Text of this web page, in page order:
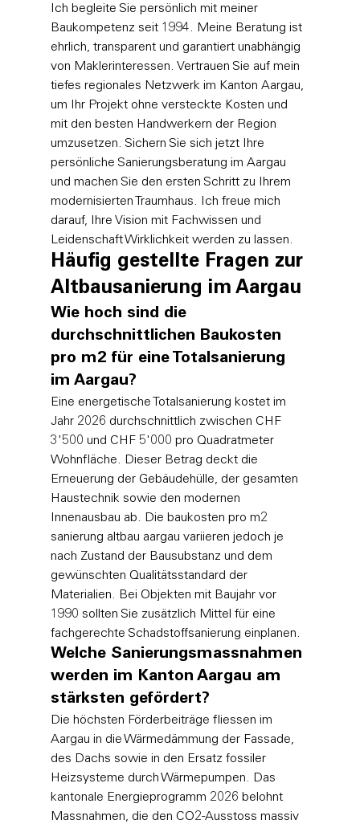
Ich begleite Sie persönlich mit meiner
Baukompetenz seit 1994. Meine Beratung ist
ehrlich, transparent und garantiert unabhängig
von Maklerinteressen. Vertrauen Sie auf mein
tiefes regionales Netzwerk im Kanton Aargau,
um Ihr Projekt ohne versteckte Kosten und
mit den besten Handwerkern der Region
umzusetzen. Sichern Sie sich jetzt Ihre
persönliche Sanierungsberatung im Aargau
und machen Sie den ersten Schritt zu Ihrem
modernisierten Traumhaus. Ich freue mich
darauf, Ihre Vision mit Fachwissen und
Leidenschaft Wirklichkeit werden zu lassen.
Häufig gestellte Fragen zur
Altbausanierung im Aargau
Wie hoch sind die
durchschnittlichen Baukosten
pro m2 für eine Totalsanierung
im Aargau?
Eine energetische Totalsanierung kostet im
Jahr 2026 durchschnittlich zwischen CHF
3'500 und CHF 5'000 pro Quadratmeter
Wohnfläche. Dieser Betrag deckt die
Erneuerung der Gebäudehülle, der gesamten
Haustechnik sowie den modernen
Innenausbau ab. Die baukosten pro m2
sanierung altbau aargau variieren jedoch je
nach Zustand der Bausubstanz und dem
gewünschten Qualitätsstandard der
Materialien. Bei Objekten mit Baujahr vor
1990 sollten Sie zusätzlich Mittel für eine
fachgerechte Schadstoffsanierung einplanen.
Welche Sanierungsmassnahmen
werden im Kanton Aargau am
stärksten gefördert?
Die höchsten Förderbeiträge fliessen im
Aargau in die Wärmedämmung der Fassade,
des Dachs sowie in den Ersatz fossiler
Heizsysteme durch Wärmepumpen. Das
kantonale Energieprogramm 2026 belohnt
Massnahmen, die den CO2-Ausstoss massiv